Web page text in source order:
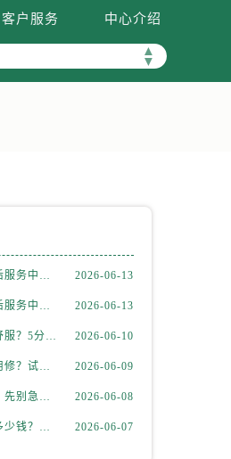
客户服务 中心介绍
▲
▼
上海劳力士官方售后服务中心｜全新维修门店地址及电话权威信息公示（2026年6月最新） 2026-06-13
上海劳力士官方售后服务中心｜网点地址与电话权威信息公示（2026年6月最新） 2026-06-13
劳力士表带太紧不舒服？5分钟学会自己调节长度 2026-06-10
劳力士轻微生锈不用修？试试这个家庭小妙方 2026-06-09
劳力士表盘刮花了？先别急着送修，试试这几种方法 2026-06-08
一块劳力士表耳值多少钱？掉落后最省钱的解决方式 2026-06-07